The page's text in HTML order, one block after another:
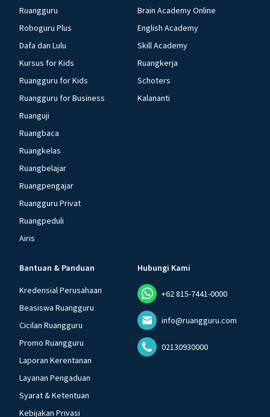
Ruangguru
Roboguru Plus
Dafa dan Lulu
Kursus for Kids
Ruangguru for Kids
Ruangguru for Business
Ruanguji
Ruangbaca
Ruangkelas
Ruangbelajar
Ruangpengajar
Ruangguru Privat
Ruangpeduli
Airis
Brain Academy Online
English Academy
Skill Academy
Ruangkerja
Schoters
Kalananti
Bantuan & Panduan
Kredensial Perusahaan
Beasiswa Ruangguru
Cicilan Ruangguru
Promo Ruangguru
Laporan Kerentanan
Layanan Pengaduan
Syarat & Ketentuan
Kebijakan Privasi
Hubungi Kami
+62 815-7441-0000
info@ruangguru.com
02130930000